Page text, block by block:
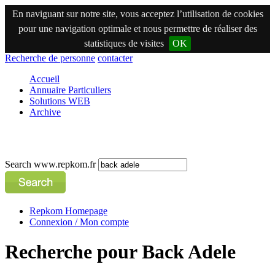
En naviguant sur notre site, vous acceptez l’utilisation de cookies
pour une navigation optimale et nous permettre de réaliser des
statistiques de visites
OK
Recherche de personne contacter
Accueil
Annuaire Particuliers
Solutions WEB
Archive
Search www.repkom.fr
Repkom Homepage
Connexion / Mon compte
Recherche pour Back Adele